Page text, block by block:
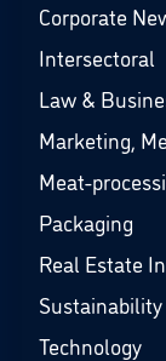
Corporate
Intersectoral
Law &
Marketing,
Meat-
Packaging
Real Estate
Sustainability
Technology